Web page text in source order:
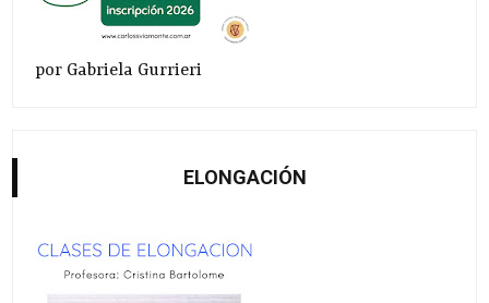
por Gabriela Gurrieri
ELONGACIÓN